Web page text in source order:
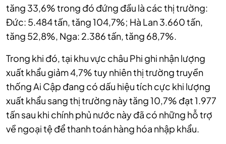
tăng 33,6% trong đó đứng đầu là các thị trường:
Đức: 5.484 tấn, tăng 104,7%; Hà Lan 3.660 tấn,
tăng 52,8%, Nga: 2.386 tấn, tăng 68,7%.
Trong khi đó, tại khu vực châu Phi ghi nhận lượng
xuất khẩu giảm 4,7% tuy nhiên thị trường truyền
thống Ai Cập đang có dấu hiệu tích cực khi lượng
xuất khẩu sang thị trường này tăng 10,7% đạt 1.977
tấn sau khi chính phủ nước này đã có những hỗ trợ
về ngoại tệ để thanh toán hàng hóa nhập khẩu.